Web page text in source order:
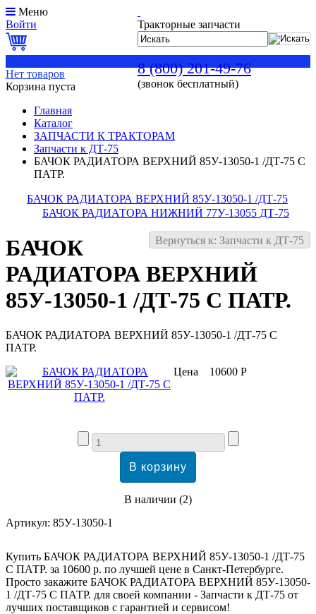
Тракторные запчасти
8 (800) 201-49-76
(звонок бесплатный)
Меню
Войти
Нет товаров
Корзина пуста
Главная
Каталог
ЗАПЧАСТИ К ТРАКТОРАМ
Запчасти к ДТ-75
БАЧОК РАДИАТОРА ВЕРХНИЙ 85У-13050-1 /ДТ-75 С
ПАТР.
БАЧОК РАДИАТОРА ВЕРХНИЙ 85У-13050-1 /ДТ-75
БАЧОК РАДИАТОРА НИЖНИЙ 77У-13055 ДТ-75
Вернуться к: Запчасти к ДТ-75
БАЧОК
РАДИАТОРА ВЕРХНИЙ
85У-13050-1 /ДТ-75 С ПАТР.
БАЧОК РАДИАТОРА ВЕРХНИЙ 85У-13050-1 /ДТ-75 С
ПАТР.
Цена
10600 Р
В наличии (2)
Артикул: 85У-13050-1
Купить БАЧОК РАДИАТОРА ВЕРХНИЙ 85У-13050-1 /ДТ-75
С ПАТР. за 10600 р. по лучшей цене в Санкт-Петербурге.
Просто закажите БАЧОК РАДИАТОРА ВЕРХНИЙ 85У-13050-
1 /ДТ-75 С ПАТР. для своей компании - Запчасти к ДТ-75 от
лучших поставщиков с гарантией и сервисом!